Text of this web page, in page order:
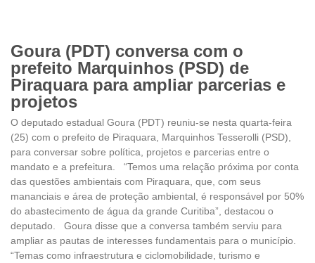
Goura (PDT) conversa com o
prefeito Marquinhos (PSD) de
Piraquara para ampliar parcerias e
projetos
O deputado estadual Goura (PDT) reuniu-se nesta quarta-feira
(25) com o prefeito de Piraquara, Marquinhos Tesserolli (PSD),
para conversar sobre política, projetos e parcerias entre o
mandato e a prefeitura. “Temos uma relação próxima por conta
das questões ambientais com Piraquara, que, com seus
mananciais e área de proteção ambiental, é responsável por 50%
do abastecimento de água da grande Curitiba”, destacou o
deputado. Goura disse que a conversa também serviu para
ampliar as pautas de interesses fundamentais para o município.
“Temas como infraestrutura e ciclomobilidade, turismo e